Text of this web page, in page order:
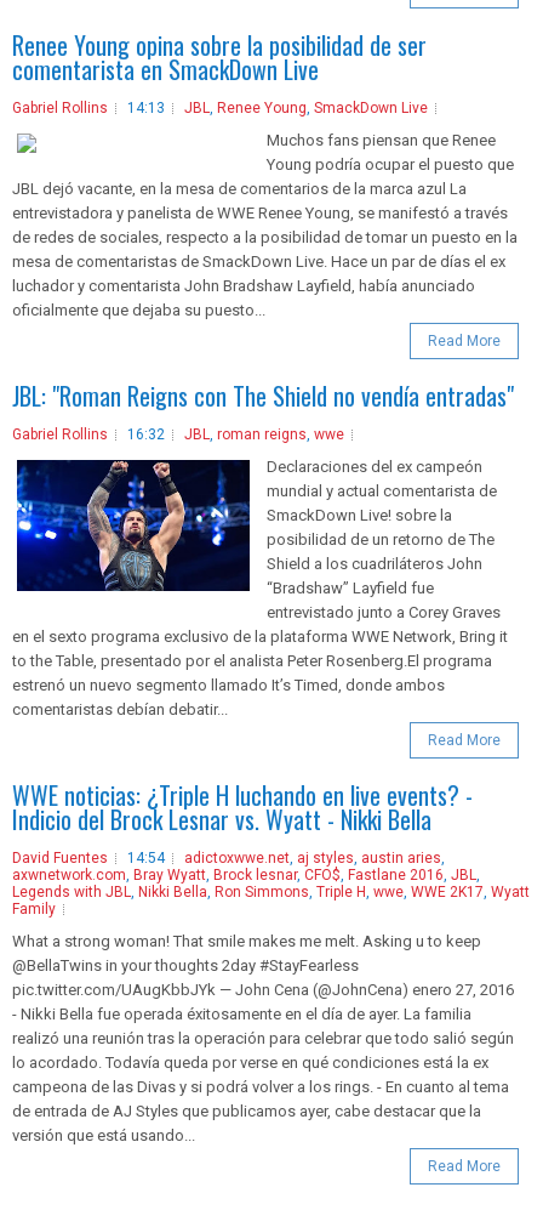
Renee Young opina sobre la posibilidad de ser
comentarista en SmackDown Live
Gabriel Rollins 14:13 JBL Renee Young SmackDown Live
Muchos fans piensan que Renee
Young podría ocupar el puesto que
JBL dejó vacante, en la mesa de comentarios de la marca azul La
entrevistadora y panelista de WWE Renee Young, se manifestó a través
de redes de sociales, respecto a la posibilidad de tomar un puesto en la
mesa de comentaristas de SmackDown Live. Hace un par de días el ex
luchador y comentarista John Bradshaw Layfield, había anunciado
oficialmente que dejaba su puesto...
Read More
JBL: "Roman Reigns con The Shield no vendía entradas"
Gabriel Rollins 16:32 JBL roman reigns wwe
Declaraciones del ex campeón
mundial y actual comentarista de
SmackDown Live! sobre la
posibilidad de un retorno de The
Shield a los cuadriláteros John
“Bradshaw” Layfield fue
entrevistado junto a Corey Graves
en el sexto programa exclusivo de la plataforma WWE Network, Bring it
to the Table, presentado por el analista Peter Rosenberg.El programa
estrenó un nuevo segmento llamado It’s Timed, donde ambos
comentaristas debían debatir...
Read More
WWE noticias: ¿Triple H luchando en live events? -
Indicio del Brock Lesnar vs. Wyatt - Nikki Bella
David Fuentes 14:54 adictoxwwe.net aj styles austin aries
axwnetwork.com Bray Wyatt Brock lesnar, CFO$ Fastlane 2016 JBL
Legends with JBL
Nikki Bella Ron Simmons Triple H wwe WWE 2K17 Wyatt
Family
What a strong woman! That smile makes me melt. Asking u to keep
@BellaTwins in your thoughts 2day #StayFearless
pic.twitter.com/UAugKbbJYk — John Cena (@JohnCena) enero 27, 2016
- Nikki Bella fue operada éxitosamente en el día de ayer. La familia
realizó una reunión tras la operación para celebrar que todo salió según
lo acordado. Todavía queda por verse en qué condiciones está la ex
campeona de las Divas y si podrá volver a los rings. - En cuanto al tema
de entrada de AJ Styles que publicamos ayer, cabe destacar que la
versión que está usando...
Read More